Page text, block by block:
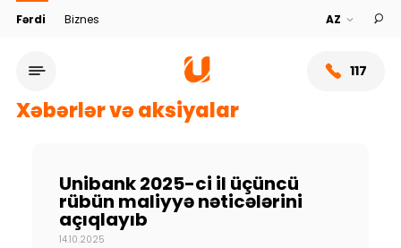
Fərdi Biznes
117
Xəbərlər və aksiyalar
Unibank 2025-ci il üçüncü
rübün maliyyə nəticələrini
açıqlayıb
14.10.2025